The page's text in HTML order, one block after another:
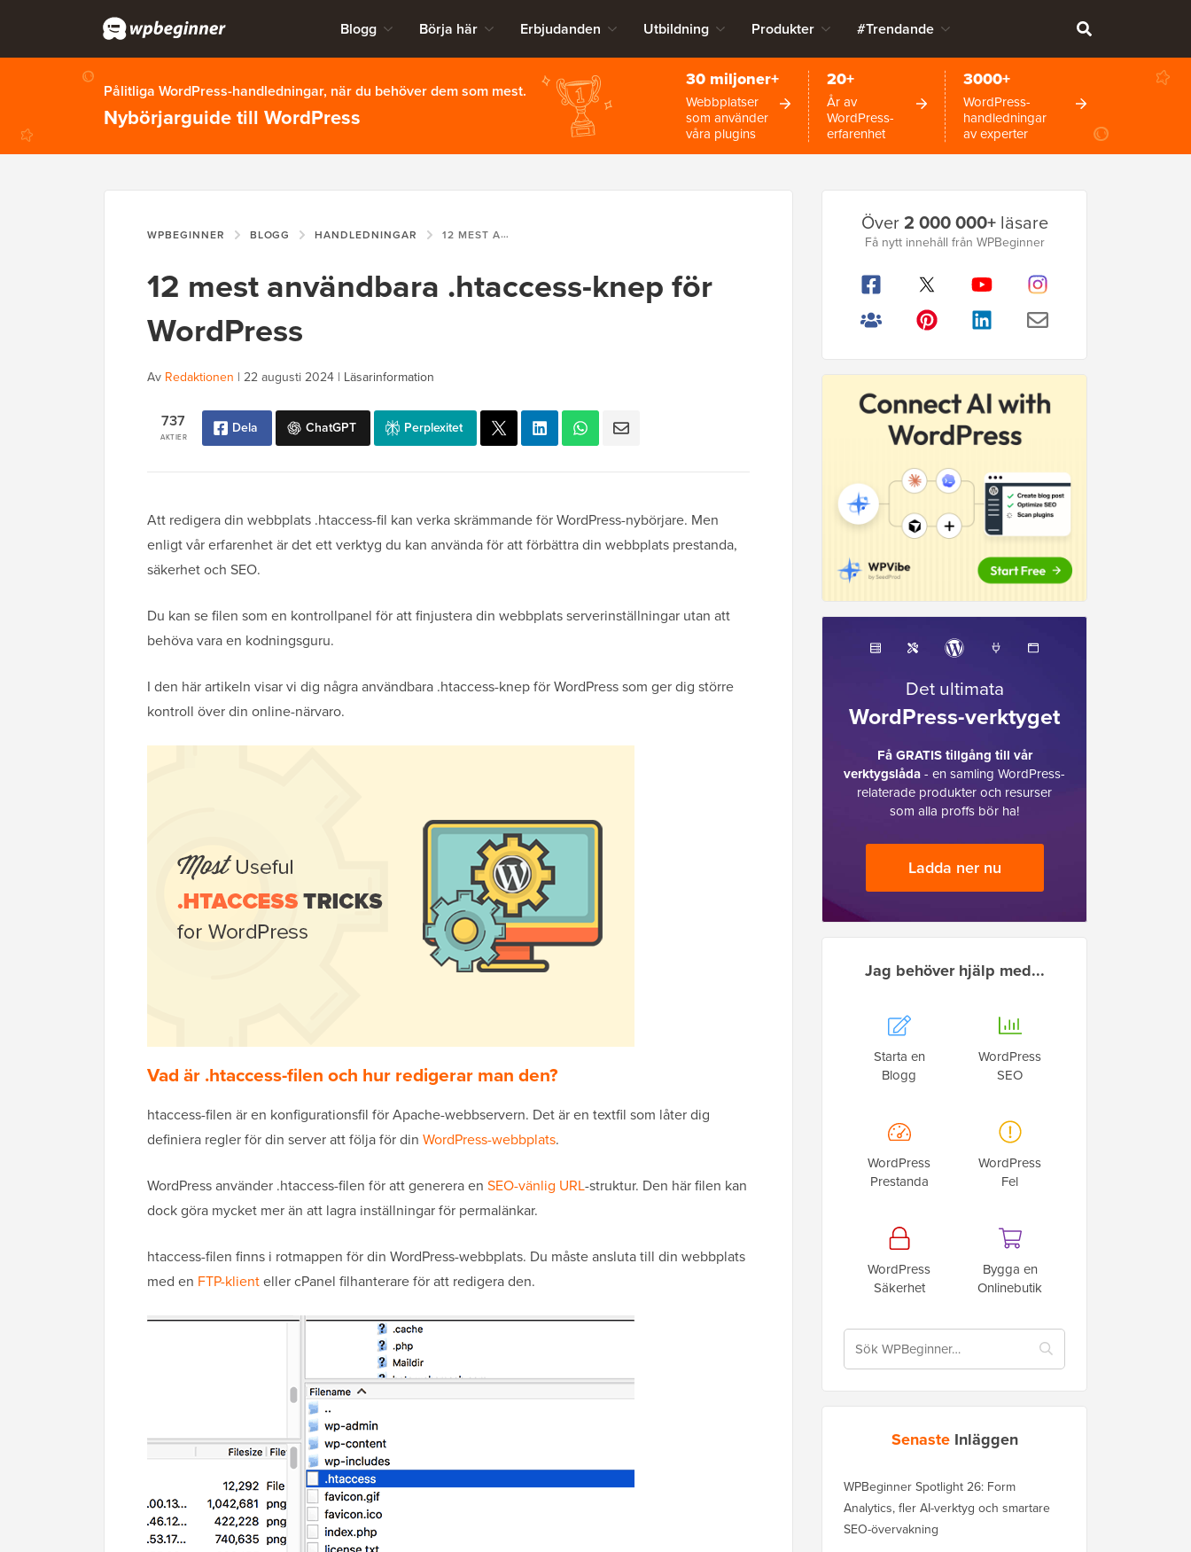
Blogg Börja här Erbjudanden Utbildning Produkter #Trendande
Pålitliga WordPress-handledningar, när du behöver dem som mest.
Nybörjarguide till WordPress
30 miljoner+
Webbplatser
som använder
våra plugins
20+
År av
WordPress-
erfarenhet
3000+
WordPress-
handledningar
av experter
WPBEGINNER BLOGG HANDLEDNINGAR 12 MEST ANVÄNDBARA .HTACCESS-KNEP FÖR WORDPRESS
12 mest användbara .htaccess-knep för
WordPress
Av Redaktionen | 22 augusti 2024 | Läsarinformation
AKTIER
737 Dela ChatGPT Perplexitet
Att redigera din webbplats .htaccess-fil kan verka skrämmande för WordPress-nybörjare. Men
enligt vår erfarenhet är det ett verktyg du kan använda för att förbättra din webbplats prestanda,
säkerhet och SEO.
Du kan se filen som en kontrollpanel för att finjustera din webbplats serverinställningar utan att
behöva vara en kodningsguru.
I den här artikeln visar vi dig några användbara .htaccess-knep för WordPress som ger dig större
kontroll över din online-närvaro.
Vad är .htaccess-filen och hur redigerar man den?
htaccess-filen är en konfigurationsfil för Apache-webbservern. Det är en textfil som låter dig
definiera regler för din server att följa för din WordPress-webbplats.
WordPress använder .htaccess-filen för att generera en SEO-vänlig URL-struktur. Den här filen kan
dock göra mycket mer än att lagra inställningar för permalänkar.
htaccess-filen finns i rotmappen för din WordPress-webbplats. Du måste ansluta till din webbplats
med en FTP-klienteller cPanel filhanterare för att redigera den.
Primär
sidofält
Över2 000 000+läsare
Få nytt innehåll från WPBeginner
Det ultimata
WordPress-verktyget
Få GRATIS tillgång till vår
verktygslåda- en samling WordPress-
relaterade produkter och resurser
som alla proffs bör ha!
Ladda ner nu
Jag behöver hjälp med...
Starta en
Blogg
WordPress
SEO
WordPress
Prestanda
WordPress
Fel
WordPress
Säkerhet
Bygga en
Onlinebutik
Senaste Inläggen
WPBeginner Spotlight 26: Form
Analytics, fler AI-verktyg och smartare
SEO-övervakning